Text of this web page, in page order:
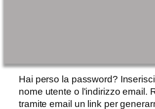
Hai perso la password?
nome utente o l'indirizzo email.
tramite email un link per